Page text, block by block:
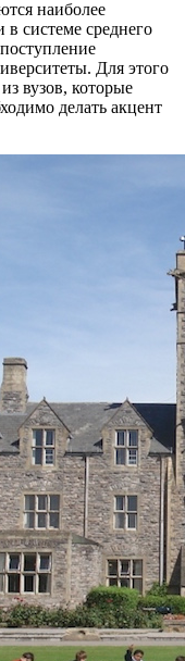
наиболее
системе среднего
Для этого
вузов, которые
делать акцент